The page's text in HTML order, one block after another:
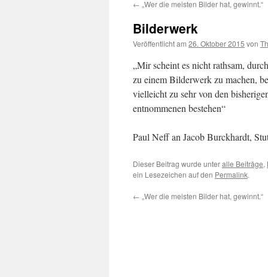
← „Wer die meisten Bilder hat, gewinnt.“
Bilderwerk
Veröffentlicht am 26. Oktober 2015 von
„Mir scheint es nicht rathsam,
zu einem Bilderwerk zu machen,
vielleicht zu sehr von den
entnommenen bestehen“
Paul Neff an Jacob Burckhardt,
Dieser Beitrag wurde unteralle Beiträge,
ein Lesezeichen auf den Permalink.
← „Wer die meisten Bilder hat, gewinnt.“